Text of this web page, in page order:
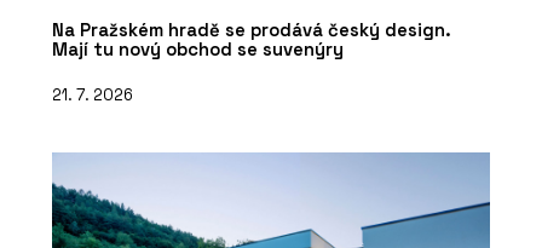
Na Pražském hradě se prodává český design.
Mají tu nový obchod se suvenýry
21. 7. 2026